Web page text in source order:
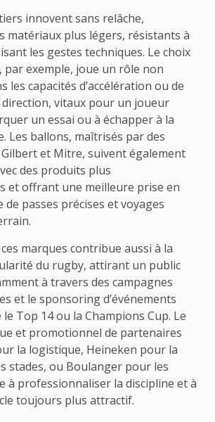
innovent sans relâche,
matériaux plus légers, résistants à
les gestes techniques. Le choix
par exemple, joue un rôle non
les capacités d’accélération ou de
vitaux pour un joueur
un essai ou à échapper à la
Les ballons, maîtrisés par des
et Mitre, suivent également
des produits plus
et offrant une meilleure prise en
de passes précises et voyages
marques contribue aussi à la
du rugby, attirant un public
à travers des campagnes
et le sponsoring d’événements
Top 14 ou la Champions Cup. Le
et promotionnel de partenaires
la logistique, Heineken pour la
stades, ou Boulanger pour les
à professionnaliser la discipline et à
toujours plus attractif.